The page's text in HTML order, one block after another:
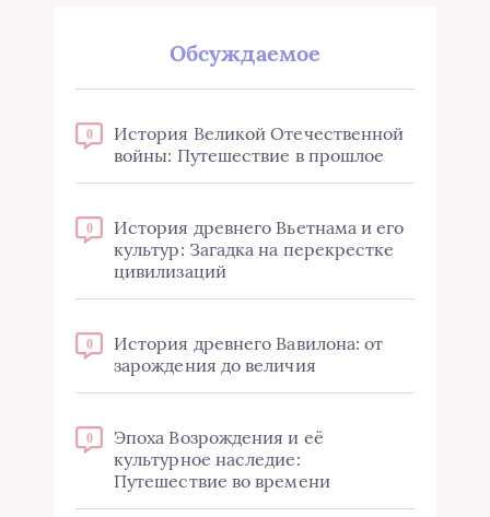
Обсуждаемое
0
История Великой Отечественной
войны: Путешествие в прошлое
0
История древнего Вьетнама и его
культур: Загадка на перекрестке
цивилизаций
0
История древнего Вавилона: от
зарождения до величия
0
Эпоха Возрождения и её
культурное наследие:
Путешествие во времени